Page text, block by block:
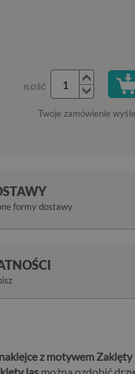
ILOŚĆ
Twoje zamówienie
z motywem Zaklęty
formy dostawy